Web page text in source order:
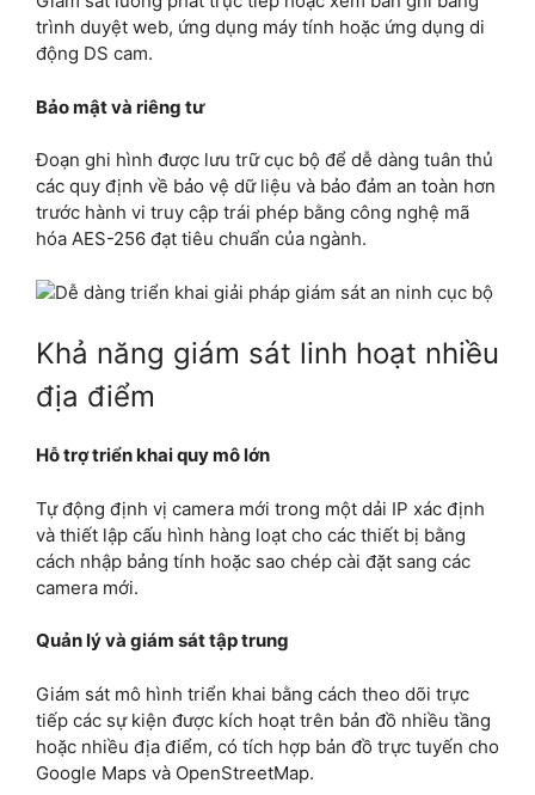
trình duyệt web, ứng dụng máy tính hoặc ứng dụng di
động DS cam.
Bảo mật và riêng tư
Đoạn ghi hình được lưu trữ cục bộ để dễ dàng tuân thủ
các quy định về bảo vệ dữ liệu và bảo đảm an toàn hơn
trước hành vi truy cập trái phép bằng công nghệ mã
hóa AES-256 đạt tiêu chuẩn của ngành.
Khả năng giám sát linh hoạt nhiều
địa điểm
Hỗ trợ triển khai quy mô lớn
Tự động định vị camera mới trong một dải IP xác định
và thiết lập cấu hình hàng loạt cho các thiết bị bằng
cách nhập bảng tính hoặc sao chép cài đặt sang các
camera mới.
Quản lý và giám sát tập trung
Giám sát mô hình triển khai bằng cách theo dõi trực
tiếp các sự kiện được kích hoạt trên bản đồ nhiều tầng
hoặc nhiều địa điểm, có tích hợp bản đồ trực tuyến cho
Google Maps và OpenStreetMap.